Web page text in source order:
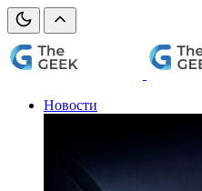
Новости